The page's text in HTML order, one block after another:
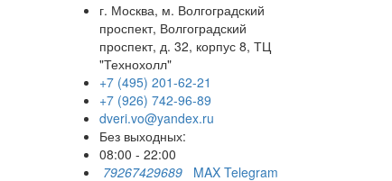
г. Москва, м. Волгоградский
проспект, Волгоградский
проспект, д. 32, корпус 8, ТЦ
"Технохолл"
+7 (495) 201-62-21
+7 (926) 742-96-89
dveri.vo@yandex.ru
Без выходных:
08:00 - 22:00
79267429689
MAX Telegram